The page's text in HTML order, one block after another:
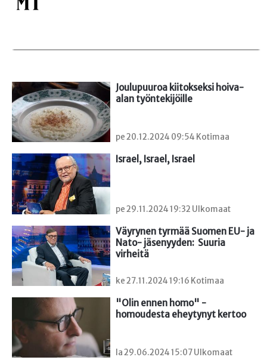
Joulupuuroa kiitokseksi hoiva-
alan työntekijöille
pe 20.12.2024 09:54 Kotimaa
Israel, Israel, Israel
pe 29.11.2024 19:32 Ulkomaat
Väyrynen tyrmää Suomen EU- ja
Nato- jäsenyyden:  Suuria
virheitä
ke 27.11.2024 19:16 Kotimaa
"Olin ennen homo" -
homoudesta eheytynyt kertoo
la 29.06.2024 15:07 Ulkomaat